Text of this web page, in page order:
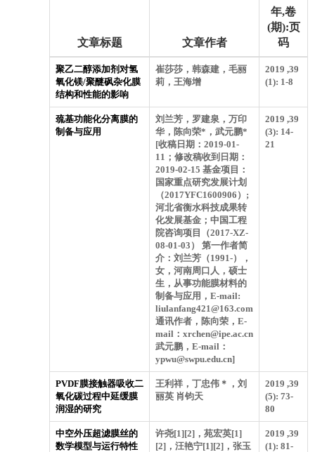
文章标题 文章作者
年,卷
(期):页
码
聚乙二醇添加剂对氢
氧化镁/聚醚砜杂化膜
结构和性能的影响
崔莎莎，韩森建，毛丽
莉，王海增
2019 ,39
(1): 1-8
巯基功能化分离膜的
制备与应用
刘兰芳，罗建泉，万印
华，陈向荣*，武元鹏*
[收稿日期：2019-01-
11；修改稿收到日期：
2019-02-15 基金项目：
国家重点研究发展计划
（2017YFC1600906）;
河北省衡水科技成果转
化发展基金；中国工程
院咨询项目（2017-XZ-
08-01-03） 第一作者简
介：刘兰芳（1991-），
女，河南周口人，硕士
生，从事功能膜材料的
制备与应用，E-mail:
liulanfang421@163.com
通讯作者，陈向荣，E-
mail：xrchen@ipe.ac.cn
武元鹏，E-mail：
ypwu@swpu.edu.cn]
2019 ,39
(3): 14-
21
PVDF膜接触器吸收二
氧化碳过程中延缓膜
润湿的研究
王利祥，丁忠伟＊，刘
丽英 肖钧天
2019 ,39
(5): 73-
80
中空外压超滤膜丝的
数学模型与运行特性
许尧[1][2]，苑宏英[1]
[2]，汪艳宁[1][2]，张玉
2019 ,39
(1): 81-